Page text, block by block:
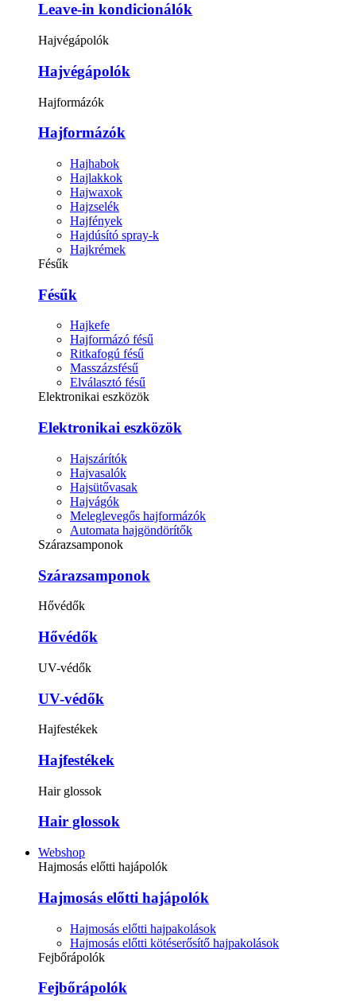
Leave-in kondicionálók
Hajvégápolók
Hajvégápolók
Hajformázók
Hajformázók
Hajhabok
Hajlakkok
Hajwaxok
Hajzselék
Hajfények
Hajdúsító spray-k
Hajkrémek
Fésűk
Fésűk
Hajkefe
Hajformázó fésű
Ritkafogú fésű
Masszázsfésű
Elválasztó fésű
Elektronikai eszközök
Elektronikai eszközök
Hajszárítók
Hajvasalók
Hajsütővasak
Hajvágók
Meleglevegős hajformázók
Automata hajgöndörítők
Szárazsamponok
Szárazsamponok
Hővédők
Hővédők
UV-védők
UV-védők
Hajfestékek
Hajfestékek
Hair glossok
Hair glossok
Webshop
Hajmosás előtti hajápolók
Hajmosás előtti hajápolók
Hajmosás előtti hajpakolások
Hajmosás előtti kötéserősítő hajpakolások
Fejbőrápolók
Fejbőrápolók